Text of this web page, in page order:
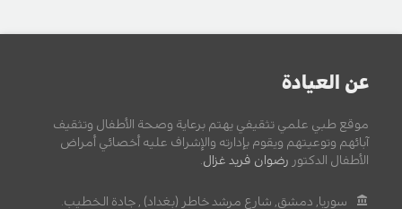
عن العيادة
موقع طبي علمي تثقيفي يهتم برعاية وصحة الأطفال وتثقيف
آبائهم وتوعيتهم ويقوم بإدارته والإشراف عليه أخصائي أمراض
الأطفال الدكتور رضوان فريد غزال.
سوريا, دمشق, شارع مرشد خاطر (بغداد) , جادة الخطيب.